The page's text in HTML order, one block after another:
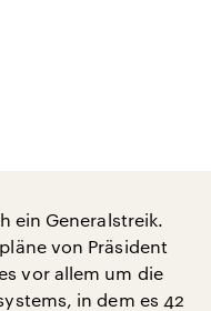
ein Generalstreik.
von Präsident
vor allem um die
in dem es 42